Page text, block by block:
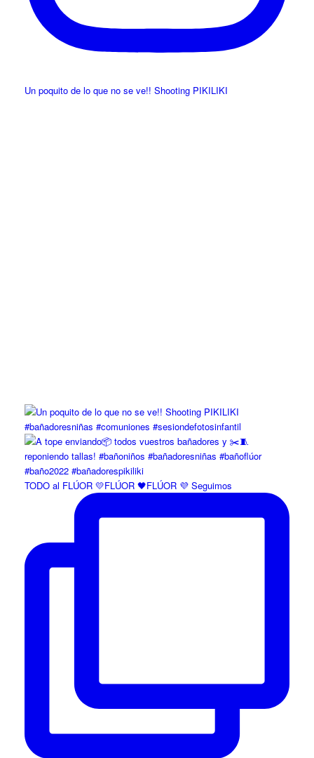
Un poquito de lo que no se ve!! Shooting PIKILIKI
TODO al FLÚOR 💛FLÚOR 🖤FLÚOR 💜 Seguimos